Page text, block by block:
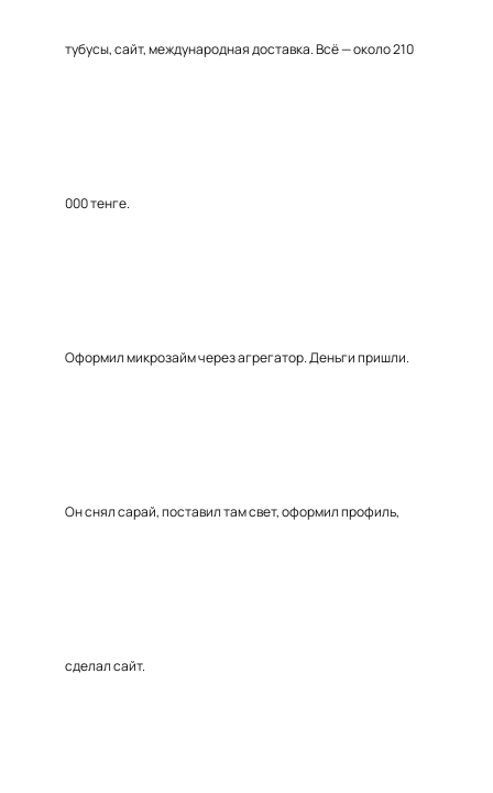
тубусы, сайт, международная доставка. Всё — около 210
000 тенге.
Оформил микрозайм через агрегатор. Деньги пришли.
Он снял сарай, поставил там свет, оформил профиль,
сделал сайт.